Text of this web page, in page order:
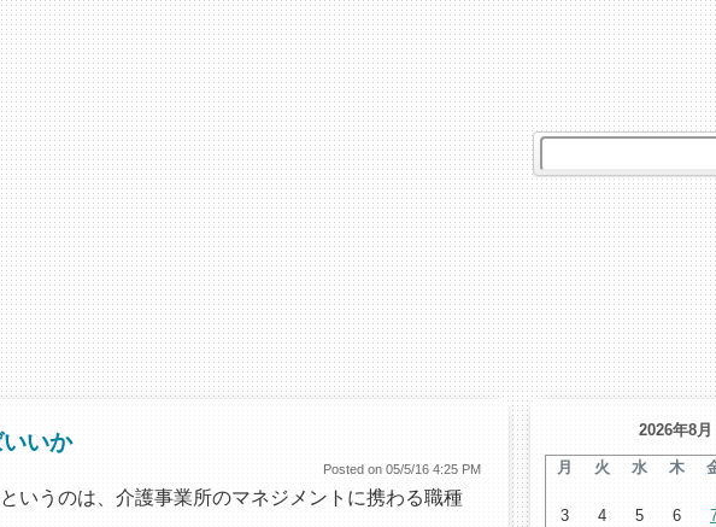
いか
Posted on 05/5/16 4:25 PM
いうのは、介護事業所のマネジメントに携わる職種
2026年8月
月 火 水 木
3
4 5 6